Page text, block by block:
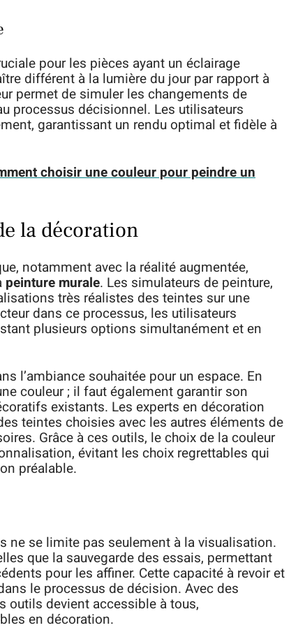
pour les pièces ayant un éclairage
différent à la lumière du jour par rapport à
permet de simuler les changements de
processus décisionnel. Les utilisateurs
garantissant un rendu optimal et fidèle à
choisir une couleur pour peindre un
la décoration
notamment avec la réalité augmentée,
peinture murale. Les simulateurs de peinture,
très réalistes des teintes sur une
dans ce processus, les utilisateurs
plusieurs options simultanément et en
l’ambiance souhaitée pour un espace. En
couleur ; il faut également garantir son
existants. Les experts en décoration
teintes choisies avec les autres éléments de
Grâce à ces outils, le choix de la couleur
évitant les choix regrettables qui
préalable.
ne se limite pas seulement à la visualisation.
que la sauvegarde des essais, permettant
pour les affiner. Cette capacité à revoir et
le processus de décision. Avec des
outils devient accessible à tous,
en décoration.